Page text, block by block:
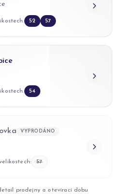
52 57
54
VYPRODÁNO
57
prodejny a otevírací dobu